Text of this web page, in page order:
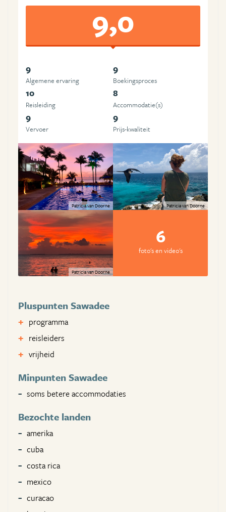
9,0
9
Algemene ervaring
9
Boekingsproces
10
Reisleiding
8
Accommodatie(s)
9
Vervoer
9
Prijs-kwaliteit
Patricia van Doorne Patricia van Doorne
Patricia van Doorne
6
foto's en video's
Pluspunten Sawadee
programma
reisleiders
vrijheid
Minpunten Sawadee
soms betere accommodaties
Bezochte landen
amerika
cuba
costa rica
mexico
curacao